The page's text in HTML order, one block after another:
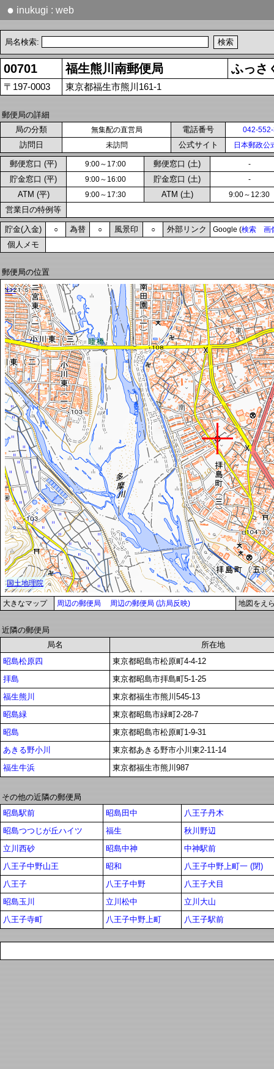
● inukugi : web
局名検索:
00701 福生熊川南郵便局 ふっさ
〒197-0003 東京都福生市熊川161-1
郵便局の詳細
局の分類
無集配の直営局 電話番号 042-
訪問日 未訪問 公式サイト 日本郵政公
郵便窓口 (平) 9:00～17:00 郵便窓口 (土) -
貯金窓口 (平) 9:00～16:00 貯金窓口 (土) -
ATM (平) 9:00～17:30 ATM (土) 9:00～12:30
営業日の特例等
貯金(入金) ○ 為替 ○ 風景印 ○ 外部リンク Google (検索 画
個人メモ
郵便局の位置
大きなマップ 周辺の郵便局 周辺の郵便局 (訪局反映) 地図をえ
近隣の郵便局
局名
所在地
昭島松原四
東京都昭島市松原町4-4-12
拝島
東京都昭島市拝島町5-1-25
福生熊川
東京都福生市熊川545-13
昭島緑
東京都昭島市緑町2-28-7
昭島
東京都昭島市松原町1-9-31
あきる野小川
東京都あきる野市小川東2-11-14
福生牛浜
東京都福生市熊川987
その他の近隣の郵便局
昭島駅前
昭島田中
八王子丹木
昭島つつじが丘ハイツ
福生
秋川野辺
立川西砂
昭島中神
中神駅前
八王子中野山王
昭和
八王子中野上町一 (閉)
八王子
八王子中野
八王子犬目
昭島玉川
立川松中
立川大山
八王子寺町
八王子中野上町 八王子駅前